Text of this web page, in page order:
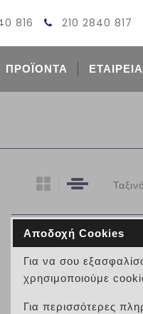
816 210 2840 817
ΠΡΟΪΟΝΤΑ ΕΤΑΙΡΕΙΑ
Αποδοχή Cookies
Για να σου
χρησιμοποιούμε
Για περισσότερες